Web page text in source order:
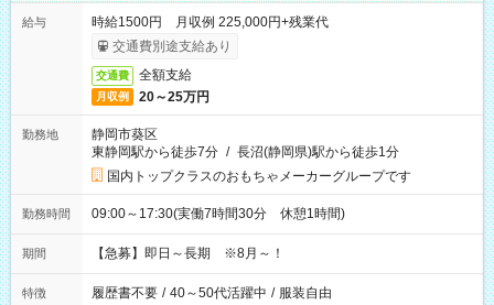
給与
時給1500円 月収例 225,000円+残業代
交通費別途支給あり
交通費 全額支給
月収例 20～25万円
勤務地
静岡市葵区
東静岡駅から徒歩7分 / 長沼(静岡県)駅から徒歩1分
国内トップクラスのおもちゃメーカーグループです
勤務時間 09:00～17:30(実働7時間30分 休憩1時間)
期間 【急募】即日～長期 ※8月～！
特徴 履歴書不要 / 40～50代活躍中 / 服装自由